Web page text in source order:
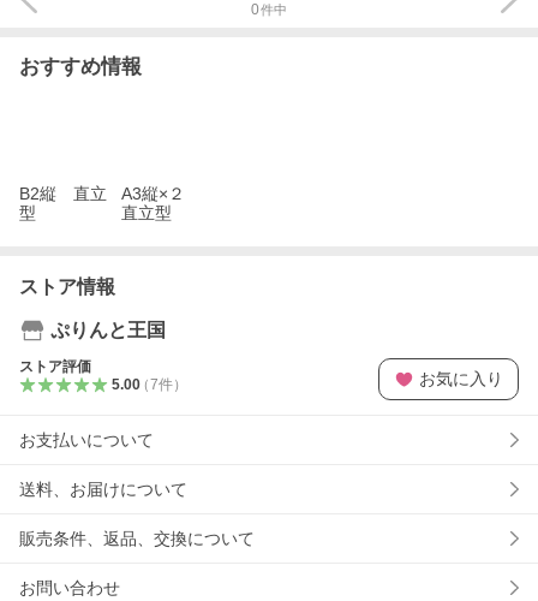
0件中
おすすめ情報
B2縦 直立
型
A3縦×２
直立型
ストア情報
ぷりんと王国
ストア評価
5.00（7件） お気に入り
お支払いについて
送料、お届けについて
販売条件、返品、交換について
お問い合わせ